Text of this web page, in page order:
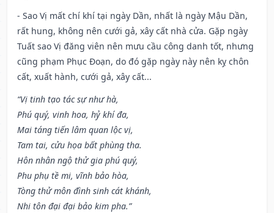
- Sao Vị mất chí khí tại ngày Dần, nhất là ngày Mậu Dần,
rất hung, không nên cưới gả, xây cất nhà cửa. Gặp ngày
Tuất sao Vị đăng viên nên mưu cầu công danh tốt, nhưng
cũng phạm Phục Đoạn, do đó gặp ngày này nên kỵ chôn
cất, xuất hành, cưới gả, xây cất...
“Vị tinh tạo tác sự như hà,
Phú quý, vinh hoa, hỷ khí đa,
Mai táng tiến lâm quan lộc vị,
Tam tai, cửu họa bất phùng tha.
Hôn nhân ngộ thử gia phú quý,
Phu phụ tề mi, vĩnh bảo hòa,
Tòng thử môn đình sinh cát khánh,
Nhi tôn đại đại bảo kim pha.”